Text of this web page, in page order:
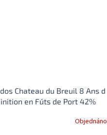
Chateau du Breuil 8 Ans d
en Fúts de Port 42%
Objednáno